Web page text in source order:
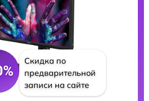
Скидка по
предварительной
записи на сайте